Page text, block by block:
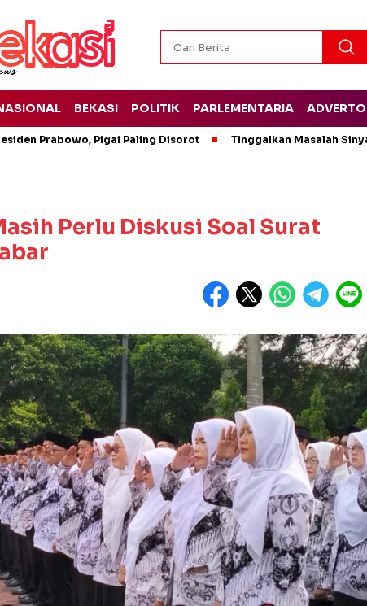
BEKASI POLITIK PARLEMENTARIA
Prabowo, Pigai Paling Disorot Tinggalkan Masalah
Perlu Diskusi Soal Surat